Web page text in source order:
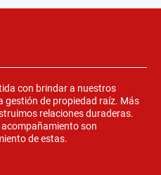
con brindar a nuestros
gestión de propiedad raíz. Más
relaciones duraderas.
son
de estas.